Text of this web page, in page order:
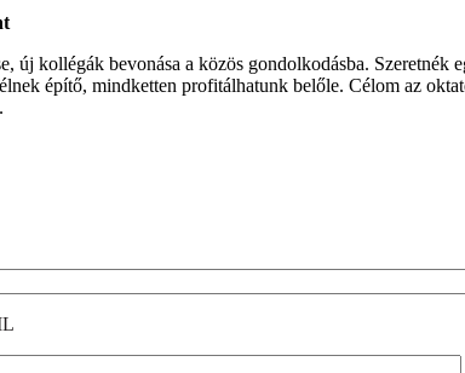
új kollégák bevonása a közös gondolkodásba.
építő, mindketten profitálhatunk belőle. Célom az